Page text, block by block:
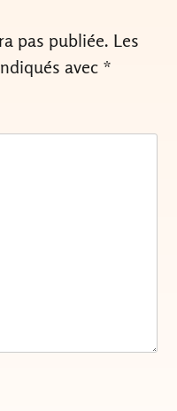
pas publiée. Les
avec *